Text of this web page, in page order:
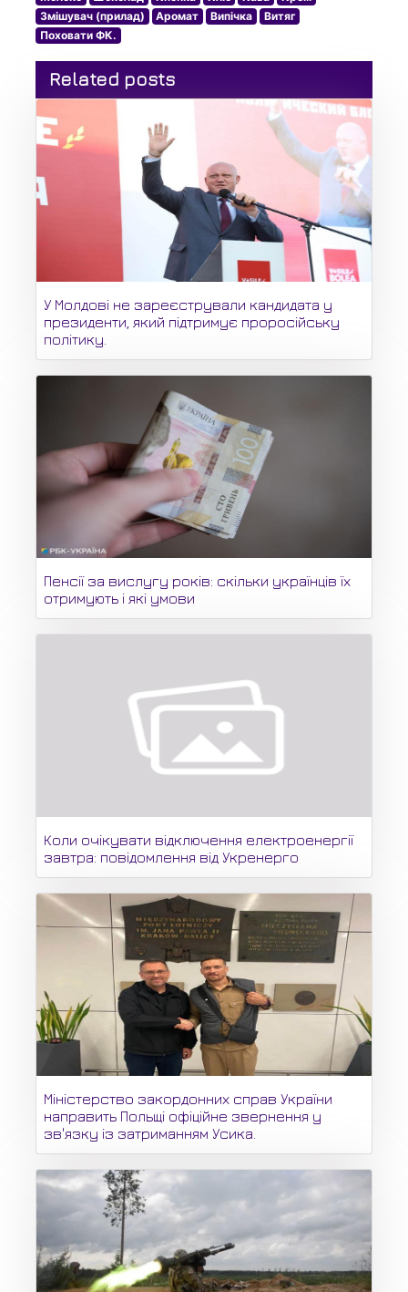
Змішувач (прилад)
Аромат Випічка
Витяг
Поховати ФК.
Related posts
У Молдові не зареєстрували кандидата у
президенти, який підтримує проросійську
політику.
Пенсії за вислугу років: скільки українців їх
отримують і які умови
Коли очікувати відключення електроенергії
завтра: повідомлення від Укренерго
Міністерство закордонних справ України
направить Польщі офіційне звернення у
зв'язку із затриманням Усика.